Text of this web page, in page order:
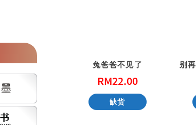
兔爸爸不见了
RM22.00
缺货
RM29.00。